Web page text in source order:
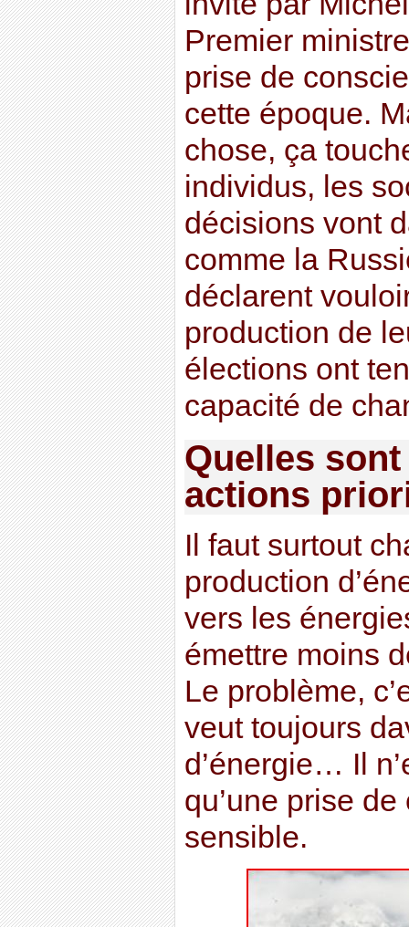
Premier
prise de
cette époque.
chose, ça
individus, les
décisions vont
comme la
déclarent
production de
élections ont
capacité de
Quelles
actions
Il faut surtout
production
vers les
émettre moins
Le problème,
veut toujours
d’énergie… Il
qu’une prise
sensible.